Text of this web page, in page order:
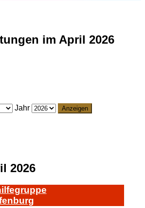
im April 2026
Jahr
2026